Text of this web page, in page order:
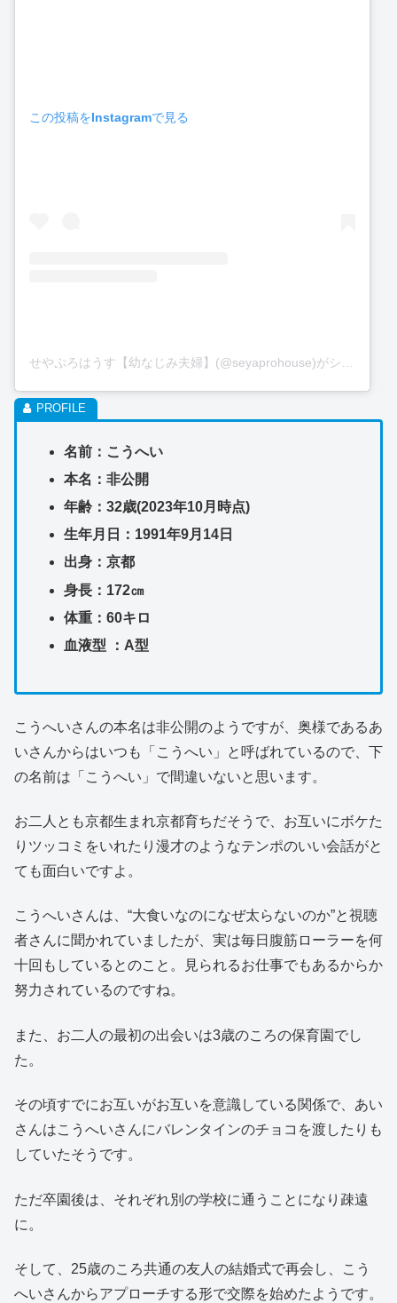
この投稿をInstagramで見る
せやぷろはうす【幼なじみ夫婦】(@seyaprohouse)がシェアした投稿
名前：こうへい
本名：非公開
年齢：32歳(2023年10月時点)
生年月日：1991年9月14日
出身：京都
身長：172㎝
体重：60キロ
血液型 ：A型
こうへいさんの本名は非公開のようですが、奥様であるあ
いさんからはいつも「こうへい」と呼ばれているので、下
の名前は「こうへい」で間違いないと思います。
お二人とも京都生まれ京都育ちだそうで、お互いにボケた
りツッコミをいれたり漫才のようなテンポのいい会話がと
ても面白いですよ。
こうへいさんは、“大食いなのになぜ太らないのか”と視聴
者さんに聞かれていましたが、実は毎日腹筋ローラーを何
十回もしているとのこと。見られるお仕事でもあるからか
努力されているのですね。
また、お二人の最初の出会いは3歳のころの保育園でし
た。
その頃すでにお互いがお互いを意識している関係で、あい
さんはこうへいさんにバレンタインのチョコを渡したりも
していたそうです。
ただ卒園後は、それぞれ別の学校に通うことになり疎遠
に。
そして、25歳のころ共通の友人の結婚式で再会し、こう
へいさんからアプローチする形で交際を始めたようです。